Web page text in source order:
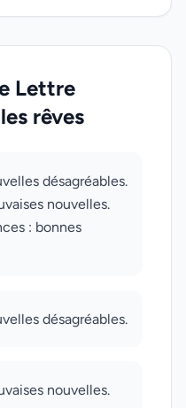
Lettre
rêves
désagréables.
nouvelles.
: bonnes
désagréables.
nouvelles.